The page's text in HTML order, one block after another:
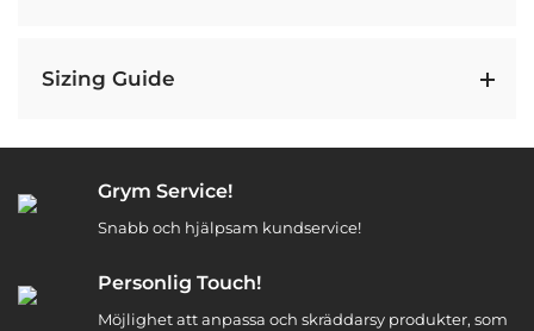
Sizing Guide
Grym Service!
Snabb och hjälpsam kundservice!
Personlig Touch!
Möjlighet att anpassa och skräddarsy produkter, som